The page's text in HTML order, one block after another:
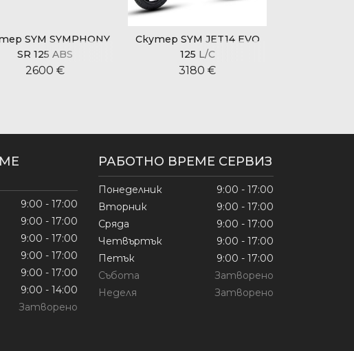
SYM SYMPHONY
SR 125 ABS
2600 €
Скутер SYM JET14 EVO
125 L/C
3180 €
9:00 - 17:00
9:00 - 17:00
9:00 - 17:00
9:00 - 17:00
9:00 - 17:00
9:00 - 14:00
Затворено
РАБОТНО ВРЕМЕ СЕРВИЗ
Понеделник
9:00 - 17:00
Вторник
9:00 - 17:00
Сряда
9:00 - 17:00
Четвъртък
9:00 - 17:00
Петък
9:00 - 17:00
Събота
Затворено
Неделя
Затворено